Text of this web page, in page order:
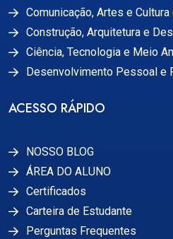
Comunicação, Artes e Cultura
Construção, Arquitetura e
Ciência, Tecnologia e Meio
Desenvolvimento Pessoal e
ACESSO RÁPIDO
NOSSO BLOG
ÁREA DO ALUNO
Certificados
Carteira de Estudante
Perguntas Frequentes